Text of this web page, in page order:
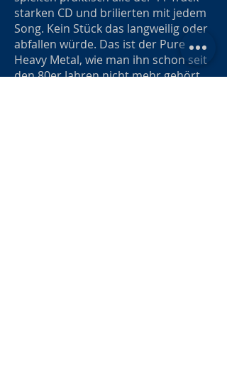
starken CD und brilierten mit jedem
Song. Kein Stück das langweilig oder
abfallen würde. Das ist der Pure
Heavy Metal, wie man ihn schon seit
den 80er Jahren nicht mehr gehört